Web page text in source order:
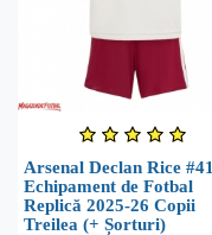
Arsenal Declan Rice #41
Echipament de Fotbal
Replică 2025-26 Copii
Treilea (+ Șorturi)